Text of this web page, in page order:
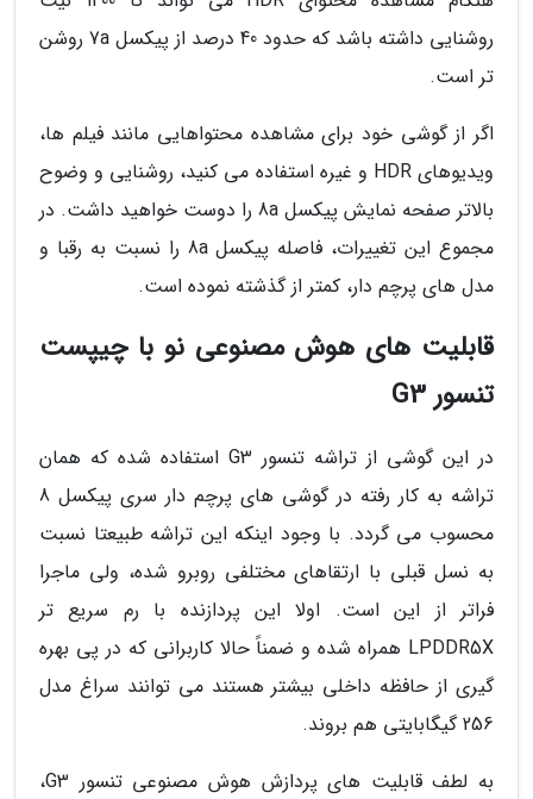
روشنایی داشته باشد که حدود 40 درصد از پیکسل 7a روشن
تر است.
اگر از گوشی خود برای مشاهده محتواهایی مانند فیلم ها،
ویدیوهای HDR و غیره استفاده می کنید، روشنایی و وضوح
بالاتر صفحه نمایش پیکسل 8a را دوست خواهید داشت. در
مجموع این تغییرات، فاصله پیکسل 8a را نسبت به رقبا و
مدل های پرچم دار، کمتر از گذشته نموده است.
قابلیت های هوش مصنوعی نو با چیپست
تنسور G3
در این گوشی از تراشه تنسور G3 استفاده شده که همان
تراشه به کار رفته در گوشی های پرچم دار سری پیکسل 8
محسوب می گردد. با وجود اینکه این تراشه طبیعتا نسبت
به نسل قبلی با ارتقاهای مختلفی روبرو شده، ولی ماجرا
فراتر از این است. اولا این پردازنده با رم سریع تر
LPDDR5X همراه شده و ضمناً حالا کاربرانی که در پی بهره
گیری از حافظه داخلی بیشتر هستند می توانند سراغ مدل
256 گیگابایتی هم بروند.
به لطف قابلیت های پردازش هوش مصنوعی تنسور G3،